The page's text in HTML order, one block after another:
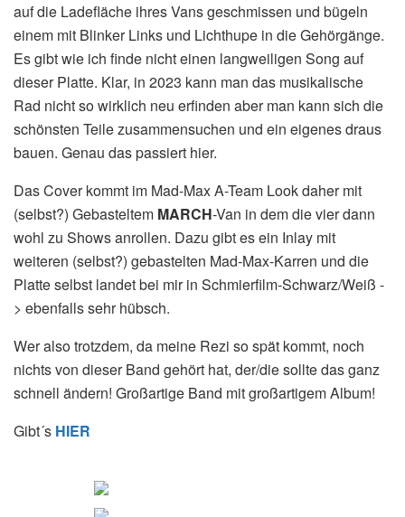
auf die Ladefläche ihres Vans geschmissen und bügeln
einem mit Blinker Links und Lichthupe in die Gehörgänge.
Es gibt wie ich finde nicht einen langweiligen Song auf
dieser Platte. Klar, in 2023 kann man das musikalische
Rad nicht so wirklich neu erfinden aber man kann sich die
schönsten Teile zusammensuchen und ein eigenes draus
bauen. Genau das passiert hier.
Das Cover kommt im Mad-Max A-Team Look daher mit
(selbst?) Gebasteltem MARCH-Van in dem die vier dann
wohl zu Shows anrollen. Dazu gibt es ein Inlay mit
weiteren (selbst?) gebastelten Mad-Max-Karren und die
Platte selbst landet bei mir in Schmierfilm-Schwarz/Weiß -
> ebenfalls sehr hübsch.
Wer also trotzdem, da meine Rezi so spät kommt, noch
nichts von dieser Band gehört hat, der/die sollte das ganz
schnell ändern! Großartige Band mit großartigem Album!
Gibt´s HIER